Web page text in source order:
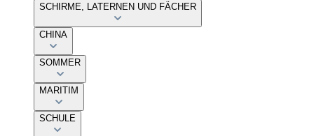
SCHIRME, LATERNEN UND FÄCHER
CHINA
SOMMER
MARITIM
SCHULE